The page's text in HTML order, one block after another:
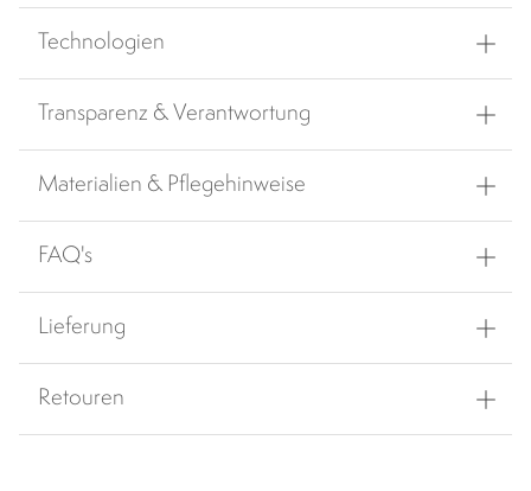
Technologien
Transparenz & Verantwortung
Materialien & Pflegehinweise
FAQ's
Lieferung
Retouren